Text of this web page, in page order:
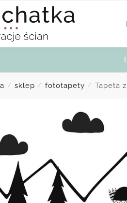
/ sklep / fototapety / Tapeta